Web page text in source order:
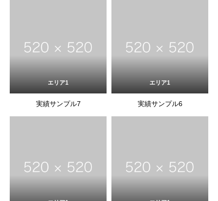
エリア1
実績サンプル7
エリア1
実績サンプル6